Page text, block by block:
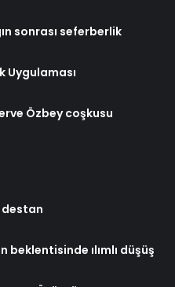
sonrası seferberlik
Uygulaması
Özbey coşkusu
destan
beklentisinde ılımlı düşüş